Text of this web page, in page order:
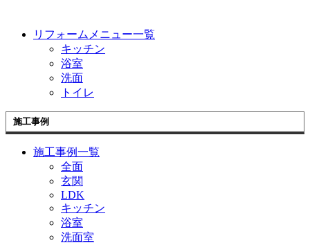
リフォームメニュー一覧
キッチン
浴室
洗面
トイレ
施工事例
施工事例一覧
全面
玄関
LDK
キッチン
浴室
洗面室